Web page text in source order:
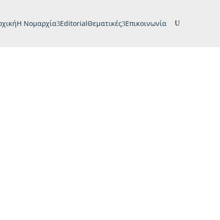
H Νομαρχία EditorialΘεματικές Επικοινωνία U